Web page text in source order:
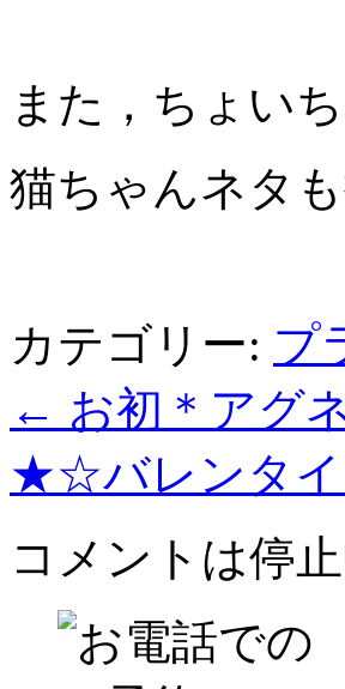
また，ちょい
猫ちゃんネタ
カテゴリー: プ
← お初＊アグ
★☆バレンタ
コメントは停止